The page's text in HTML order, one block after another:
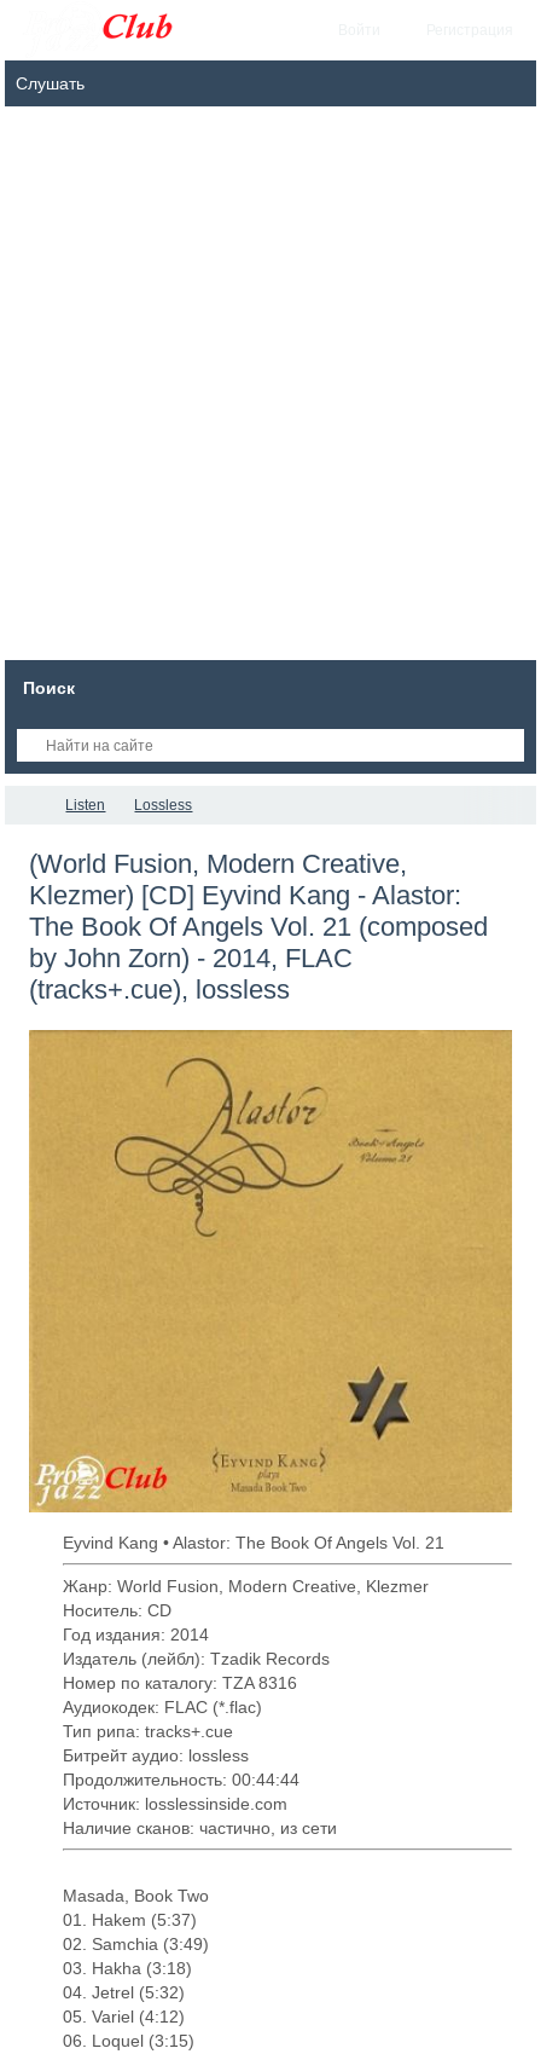
Поиск
Listen Lossless
(World Fusion, Modern Creative,
Klezmer) [CD] Eyvind Kang - Alastor:
The Book Of Angels Vol. 21 (composed
by John Zorn) - 2014, FLAC
(tracks+.cue), lossless
Eyvind Kang • Alastor: The Book Of Angels Vol. 21
Жанр: World Fusion, Modern Creative, Klezmer
Носитель: CD
Год издания: 2014
Издатель (лейбл): Tzadik Records
Номер по каталогу: TZA 8316
Аудиокодек: FLAC (*.flac)
Тип рипа: tracks+.cue
Битрейт аудио: lossless
Продолжительность: 00:44:44
Источник: losslessinside.com
Наличие сканов: частично, из сети
Masada, Book Two
01. Hakem (5:37)
02. Samchia (3:49)
03. Hakha (3:18)
04. Jetrel (5:32)
05. Variel (4:12)
06. Loquel (3:15)